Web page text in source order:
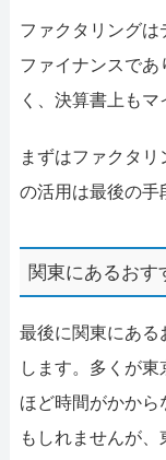
ファクタリングは
ファイナンスであ
く、決算書上もマ
まずはファクタ
の活用は最後の手
関東にあるおす
最後に関東にある
します。多くが
ほど時間がかか
もしれませんが